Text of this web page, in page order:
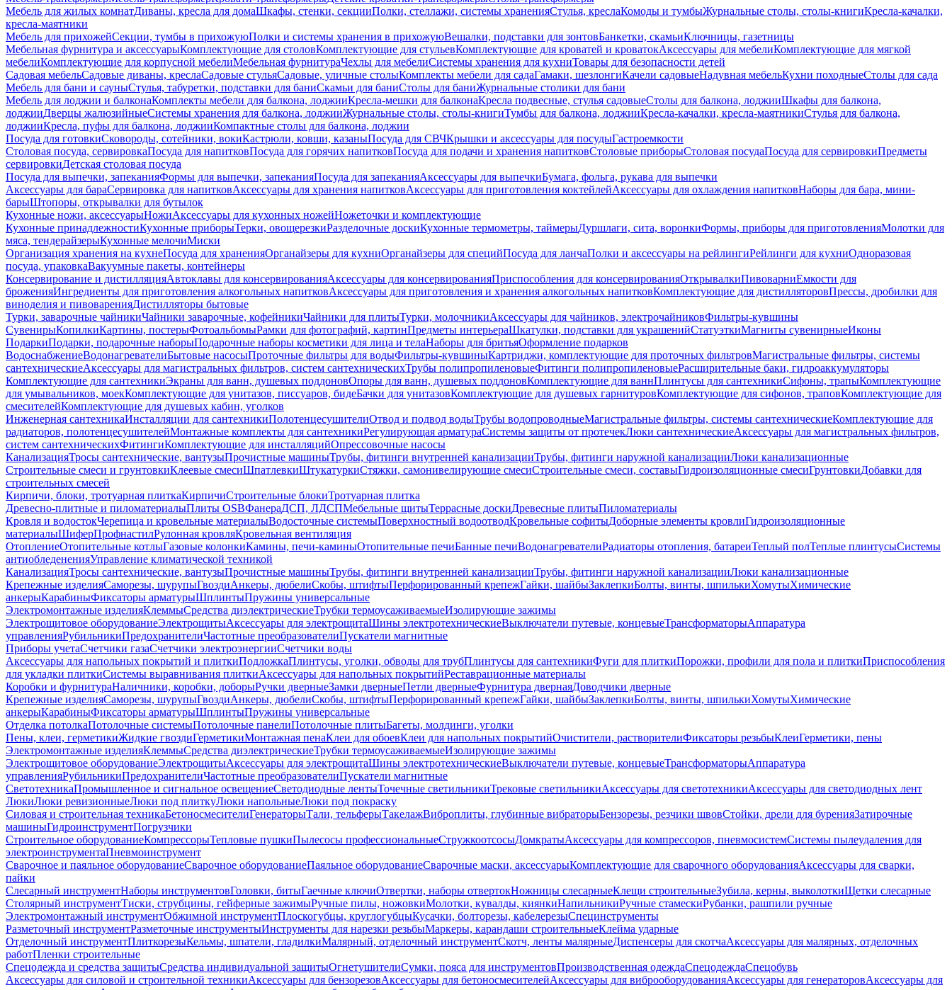
Мебель для жилых комнатДиваны, кресла для домаШкафы, стенки, секцииПолки, стеллажи, системы храненияСтулья, креслаКомоды и тумбыЖурнальные столы, столы-книгиКресла-качалки,
кресла-маятники
Мебель для прихожейСекции, тумбы в прихожуюПолки и системы хранения в прихожуюВешалки, подставки для зонтовБанкетки, скамьиКлючницы, газетницы
Мебельная фурнитура и аксессуарыКомплектующие для столовКомплектующие для стульевКомплектующие для кроватей и кроватокАксессуары для мебелиКомплектующие для мягкой
мебелиКомплектующие для корпусной мебелиМебельная фурнитураЧехлы для мебелиСистемы хранения для кухниТовары для безопасности детей
Садовая мебельСадовые диваны, креслаСадовые стульяСадовые, уличные столыКомплекты мебели для садаГамаки, шезлонгиКачели садовыеНадувная мебельКухни походныеСтолы для сада
Мебель для бани и сауныСтулья, табуретки, подставки для баниСкамьи для баниСтолы для баниЖурнальные столики для бани
Мебель для лоджии и балконаКомплекты мебели для балкона, лоджииКресла-мешки для балконаКресла подвесные, стулья садовыеСтолы для балкона, лоджииШкафы для балкона,
лоджииДверцы жалюзийныеСистемы хранения для балкона, лоджииЖурнальные столы, столы-книгиТумбы для балкона, лоджииКресла-качалки, кресла-маятникиСтулья для балкона,
лоджииКресла, пуфы для балкона, лоджииКомпактные столы для балкона, лоджии
Посуда для готовкиСковороды, сотейники, вокиКастрюли, ковши, казаныПосуда для СВЧКрышки и аксессуары для посудыГастроемкости
Столовая посуда, сервировкаПосуда для напитковПосуда для горячих напитковПосуда для подачи и хранения напитковСтоловые приборыСтоловая посудаПосуда для сервировкиПредметы
сервировкиДетская столовая посуда
Посуда для выпечки, запеканияФормы для выпечки, запеканияПосуда для запеканияАксессуары для выпечкиБумага, фольга, рукава для выпечки
Аксессуары для бараСервировка для напитковАксессуары для хранения напитковАксессуары для приготовления коктейлейАксессуары для охлаждения напитковНаборы для бара, мини-
барыШтопоры, открывалки для бутылок
Кухонные ножи, аксессуарыНожиАксессуары для кухонных ножейНожеточки и комплектующие
Кухонные принадлежностиКухонные приборыТерки, овощерезкиРазделочные доскиКухонные термометры, таймерыДуршлаги, сита, воронкиФормы, приборы для приготовленияМолотки для
мяса, тендерайзерыКухонные мелочиМиски
Организация хранения на кухнеПосуда для храненияОрганайзеры для кухниОрганайзеры для специйПосуда для ланчаПолки и аксессуары на рейлингиРейлинги для кухниОдноразовая
посуда, упаковкаВакуумные пакеты, контейнеры
Консервирование и дистилляцияАвтоклавы для консервированияАксессуары для консервированияПриспособления для консервированияОткрывалкиПивоварниЕмкости для
броженияИнгредиенты для приготовления алкогольных напитковАксессуары для приготовления и хранения алкогольных напитковКомплектующие для дистилляторовПрессы, дробилки для
виноделия и пивоваренияДистилляторы бытовые
Турки, заварочные чайникиЧайники заварочные, кофейникиЧайники для плитыТурки, молочникиАксессуары для чайников, электрочайниковФильтры-кувшины
СувенирыКопилкиКартины, постерыФотоальбомыРамки для фотографий, картинПредметы интерьераШкатулки, подставки для украшенийСтатуэткиМагниты сувенирныеИконы
ПодаркиПодарки, подарочные наборыПодарочные наборы косметики для лица и телаНаборы для бритьяОформление подарков
ВодоснабжениеВодонагревателиБытовые насосыПроточные фильтры для водыФильтры-кувшиныКартриджи, комплектующие для проточных фильтровМагистральные фильтры, системы
сантехническиеАксессуары для магистральных фильтров, систем сантехническихТрубы полипропиленовыеФитинги полипропиленовыеРасширительные баки, гидроаккумуляторы
Комплектующие для сантехникиЭкраны для ванн, душевых поддоновОпоры для ванн, душевых поддоновКомплектующие для ваннПлинтусы для сантехникиСифоны, трапыКомплектующие
для умывальников, моекКомплектующие для унитазов, писсуаров, бидеБачки для унитазовКомплектующие для душевых гарнитуровКомплектующие для сифонов, траповКомплектующие для
смесителейКомплектующие для душевых кабин, уголков
Инженерная сантехникаИнсталляции для сантехникиПолотенцесушителиОтвод и подвод водыТрубы водопроводныеМагистральные фильтры, системы сантехническиеКомплектующие для
радиаторов, полотенцесушителейМонтажные комплекты для сантехникиРегулирующая арматураСистемы защиты от протечекЛюки сантехническиеАксессуары для магистральных фильтров,
систем сантехническихФитингиКомплектующие для инсталляцийОпрессовочные насосы
КанализацияТросы сантехнические, вантузыПрочистные машиныТрубы, фитинги внутренней канализацииТрубы, фитинги наружной канализацииЛюки канализационные
Строительные смеси и грунтовкиКлеевые смесиШпатлевкиШтукатуркиСтяжки, самонивелирующие смесиСтроительные смеси, составыГидроизоляционные смесиГрунтовкиДобавки для
строительных смесей
Кирпичи, блоки, тротуарная плиткаКирпичиСтроительные блокиТротуарная плитка
Древесно-плитные и пиломатериалыПлиты OSBФанераДСП, ЛДСПМебельные щитыТеррасные доскиДревесные плитыПиломатериалы
Кровля и водостокЧерепица и кровельные материалыВодосточные системыПоверхностный водоотводКровельные софитыДоборные элементы кровлиГидроизоляционные
материалыШиферПрофнастилРулонная кровляКровельная вентиляция
ОтоплениеОтопительные котлыГазовые колонкиКамины, печи-каминыОтопительные печиБанные печиВодонагревателиРадиаторы отопления, батареиТеплый полТеплые плинтусыСистемы
антиобледененияУправление климатической техникой
КанализацияТросы сантехнические, вантузыПрочистные машиныТрубы, фитинги внутренней канализацииТрубы, фитинги наружной канализацииЛюки канализационные
Крепежные изделияСаморезы, шурупыГвоздиАнкеры, дюбелиСкобы, штифтыПерфорированный крепежГайки, шайбыЗаклепкиБолты, винты, шпилькиХомутыХимические
анкерыКарабиныФиксаторы арматурыШплинтыПружины универсальные
Электромонтажные изделияКлеммыСредства диэлектрическиеТрубки термоусаживаемыеИзолирующие зажимы
Электрощитовое оборудованиеЭлектрощитыАксессуары для электрощитаШины электротехническиеВыключатели путевые, концевыеТрансформаторыАппаратура
управленияРубильникиПредохранителиЧастотные преобразователиПускатели магнитные
Приборы учетаСчетчики газаСчетчики электроэнергииСчетчики воды
Аксессуары для напольных покрытий и плиткиПодложкаПлинтусы, уголки, обводы для трубПлинтусы для сантехникиФуги для плиткиПорожки, профили для пола и плиткиПриспособления
для укладки плиткиСистемы выравнивания плиткиАксессуары для напольных покрытийРеставрационные материалы
Коробки и фурнитураНаличники, коробки, доборыРучки дверныеЗамки дверныеПетли дверныеФурнитура двернаяДоводчики дверные
Крепежные изделияСаморезы, шурупыГвоздиАнкеры, дюбелиСкобы, штифтыПерфорированный крепежГайки, шайбыЗаклепкиБолты, винты, шпилькиХомутыХимические
анкерыКарабиныФиксаторы арматурыШплинтыПружины универсальные
Отделка потолкаПотолочные системыПотолочные панелиПотолочные плитыБагеты, молдинги, уголки
Пены, клеи, герметикиЖидкие гвоздиГерметикиМонтажная пенаКлеи для обоевКлеи для напольных покрытийОчистители, растворителиФиксаторы резьбыКлеиГерметики, пены
Электромонтажные изделияКлеммыСредства диэлектрическиеТрубки термоусаживаемыеИзолирующие зажимы
Электрощитовое оборудованиеЭлектрощитыАксессуары для электрощитаШины электротехническиеВыключатели путевые, концевыеТрансформаторыАппаратура
управленияРубильникиПредохранителиЧастотные преобразователиПускатели магнитные
СветотехникаПромышленное и сигнальное освещениеСветодиодные лентыТочечные светильникиТрековые светильникиАксессуары для светотехникиАксессуары для светодиодных лент
ЛюкиЛюки ревизионныеЛюки под плиткуЛюки напольныеЛюки под покраску
Силовая и строительная техникаБетоносмесителиГенераторыТали, тельферыТакелажВиброплиты, глубинные вибраторыБензорезы, резчики швовСтойки, дрели для буренияЗатирочные
машиныГидроинструментПогрузчики
Строительное оборудованиеКомпрессорыТепловые пушкиПылесосы профессиональныеСтружкоотсосыДомкратыАксессуары для компрессоров, пневмосистемСистемы пылеудаления для
электроинструментаПневмоинструмент
Сварочное и паяльное оборудованиеСварочное оборудованиеПаяльное оборудованиеСварочные маски, аксессуарыКомплектующие для сварочного оборудованияАксессуары для сварки,
пайки
Слесарный инструментНаборы инструментовГоловки, битыГаечные ключиОтвертки, наборы отвертокНожницы слесарныеКлещи строительныеЗубила, керны, выколоткиЩетки слесарные
Столярный инструментТиски, струбцины, гейферные зажимыРучные пилы, ножовкиМолотки, кувалды, киянкиНапильникиРучные стамескиРубанки, рашпили ручные
Электромонтажный инструментОбжимной инструментПлоскогубцы, круглогубцыКусачки, болторезы, кабелерезыСпецинструменты
Разметочный инструментРазметочные инструментыИнструменты для нарезки резьбыМаркеры, карандаши строительныеКлейма ударные
Отделочный инструментПлиткорезыКельмы, шпатели, гладилкиМалярный, отделочный инструментСкотч, ленты малярныеДиспенсеры для скотчаАксессуары для малярных, отделочных
работПленки строительные
Спецодежда и средства защитыСредства индивидуальной защитыОгнетушителиСумки, пояса для инструментовПроизводственная одеждаСпецодеждаСпецобувь
Аксессуары для силовой и строительной техникиАксессуары для бензорезовАксессуары для бетоносмесителейАксессуары для виброоборудованияАксессуары для генераторовАксессуары для